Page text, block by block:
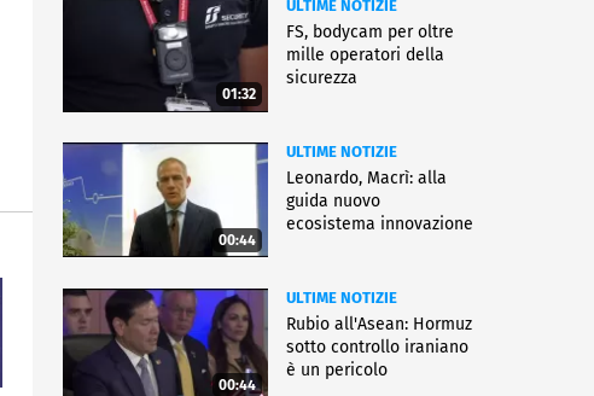
01:32
ULTIME NOTIZIE
FS, bodycam per oltre
mille operatori della
sicurezza
00:44
ULTIME NOTIZIE
Leonardo, Macrì: alla
guida nuovo
ecosistema innovazione
00:44
ULTIME NOTIZIE
Rubio all'Asean: Hormuz
sotto controllo iraniano
è un pericolo